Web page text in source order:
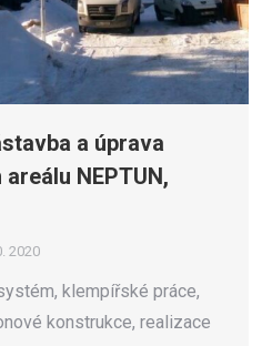
a úprava
NEPTUN,
2020
klempířské práce,
konstrukce, realizace